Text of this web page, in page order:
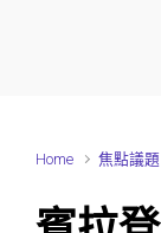
Home 焦點議題